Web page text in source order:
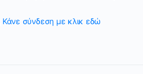
Κάνε σύνδεση με κλικ εδώ